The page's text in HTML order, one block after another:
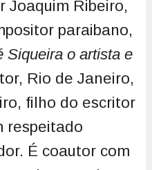
Joaquim Ribeiro,
paraibano,
Siqueira o artista e
Rio de Janeiro,
filho do escritor
respeitado
É coautor com